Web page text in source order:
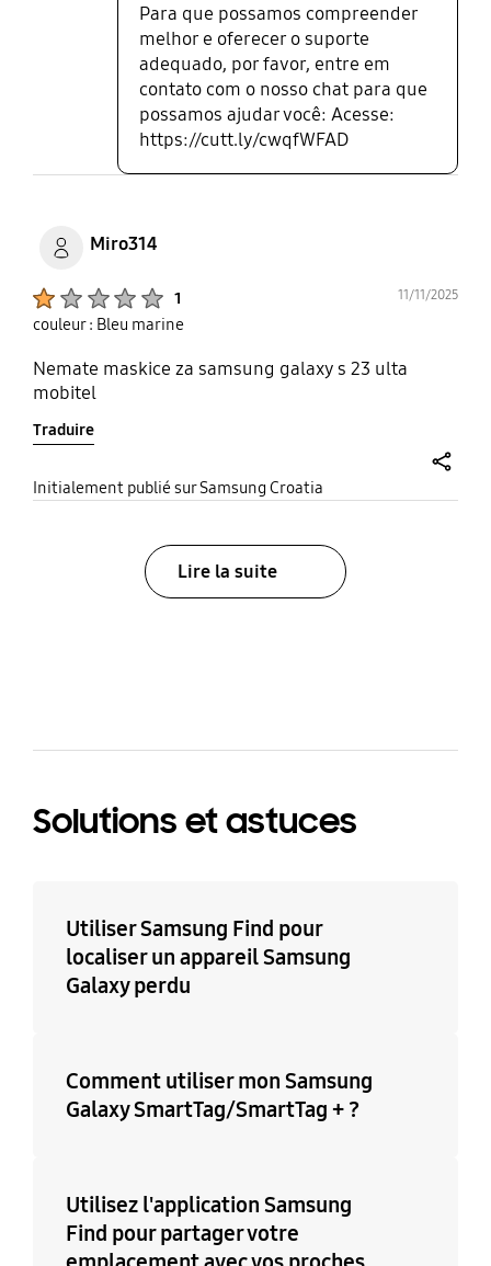
Para que possamos compreender
melhor e oferecer o suporte
adequado, por favor, entre em
contato com o nosso chat para que
possamos ajudar você: Acesse:
https://cutt.ly/cwqfWFAD
Miro314
1 11/11/2025
couleur : Bleu marine
Nemate maskice za samsung galaxy s 23 ulta
mobitel
Traduire
Initialement publié sur Samsung Croatia
Lire la suite
Solutions et astuces
Utiliser Samsung Find pour
localiser un appareil Samsung
Galaxy perdu
Comment utiliser mon Samsung
Galaxy SmartTag/SmartTag + ?
Utilisez l'application Samsung
Find pour partager votre